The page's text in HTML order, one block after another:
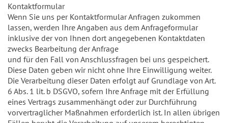
Kontaktformular
Wenn Sie uns per Kontaktformular Anfragen zukommen
lassen, werden Ihre Angaben aus dem Anfrageformular
inklusive der von Ihnen dort angegebenen Kontaktdaten
zwecks Bearbeitung der Anfrage
und für den Fall von Anschlussfragen bei uns gespeichert.
Diese Daten geben wir nicht ohne Ihre Einwilligung weiter.
Die Verarbeitung dieser Daten erfolgt auf Grundlage von Art.
6 Abs. 1 lit. b DSGVO, sofern Ihre Anfrage mit der Erfüllung
eines Vertrags zusammenhängt oder zur Durchführung
vorvertraglicher Maßnahmen erforderlich ist. In allen übrigen